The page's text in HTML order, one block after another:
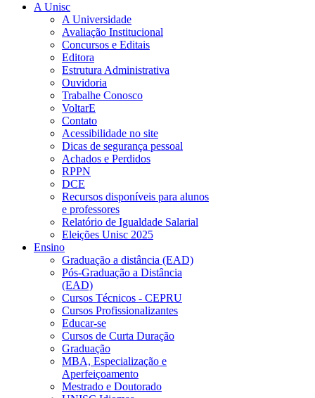
A Unisc
A Universidade
Avaliação Institucional
Concursos e Editais
Editora
Estrutura Administrativa
Ouvidoria
Trabalhe Conosco
VoltarE
Contato
Acessibilidade no site
Dicas de segurança pessoal
Achados e Perdidos
RPPN
DCE
Recursos disponíveis para alunos
e professores
Relatório de Igualdade Salarial
Eleições Unisc 2025
Ensino
Graduação a distância (EAD)
Pós-Graduação a Distância
(EAD)
Cursos Técnicos - CEPRU
Cursos Profissionalizantes
Educar-se
Cursos de Curta Duração
Graduação
MBA, Especialização e
Aperfeiçoamento
Mestrado e Doutorado